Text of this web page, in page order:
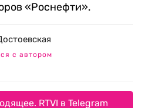
«Роснефти».
с автором
RTVI в Telegram